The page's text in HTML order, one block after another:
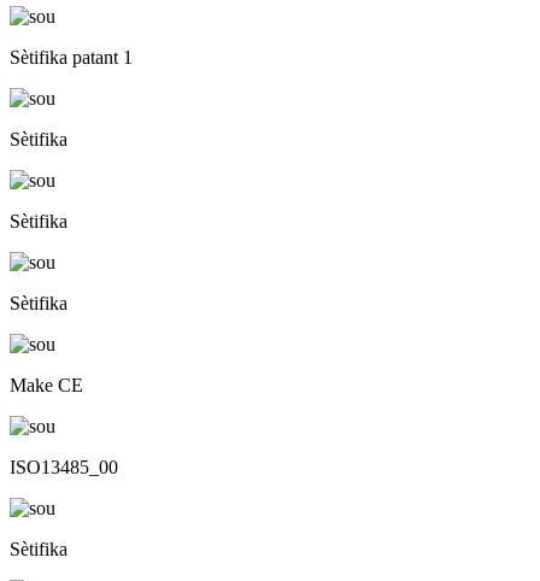
Sètifika patant 1
Sètifika
Sètifika
Sètifika
Make CE
ISO13485_00
Sètifika